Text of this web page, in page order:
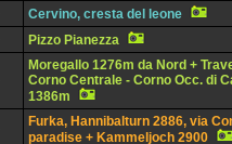
Cervino, cresta del leone
Pizzo Pianezza
Moregallo 1276m da Nord +
Corno Centrale - Corno Occ. di
1386m
Furka, Hannibalturn 2886, via
paradise + Kammeljoch 2900